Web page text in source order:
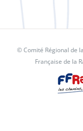
© Comité Régional de
Française de la